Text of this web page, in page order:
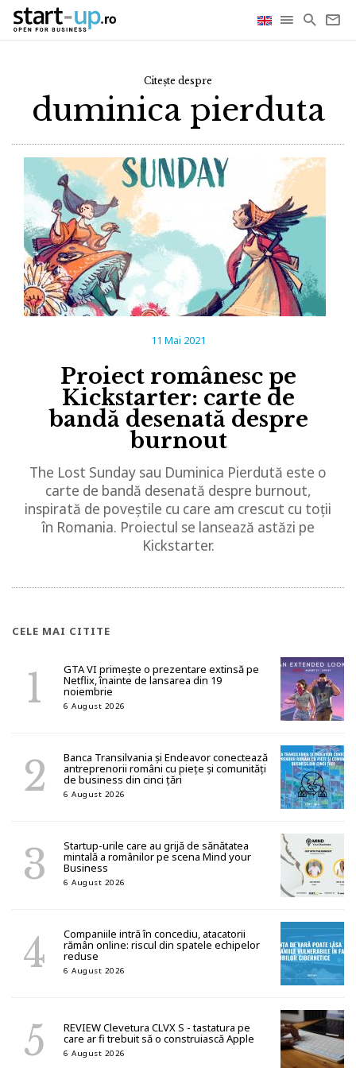
Citește despre
duminica pierduta
11 Mai 2021
Proiect românesc pe
Kickstarter: carte de
bandă desenată despre
burnout
The Lost Sunday sau Duminica Pierdută este o
carte de bandă desenată despre burnout,
inspirată de poveștile cu care am crescut cu toții
în Romania. Proiectul se lansează astăzi pe
Kickstarter.
CELE MAI CITITE
GTA VI primește o prezentare extinsă pe
Netflix, înainte de lansarea din 19
noiembrie
6 August 2026
Banca Transilvania și Endeavor conectează
antreprenorii români cu piețe și comunități
de business din cinci țări
6 August 2026
Startup-urile care au grijă de sănătatea
mintală a românilor pe scena Mind your
Business
6 August 2026
Companiile intră în concediu, atacatorii
rămân online: riscul din spatele echipelor
reduse
6 August 2026
REVIEW Clevetura CLVX S - tastatura pe
care ar fi trebuit să o construiască Apple
6 August 2026